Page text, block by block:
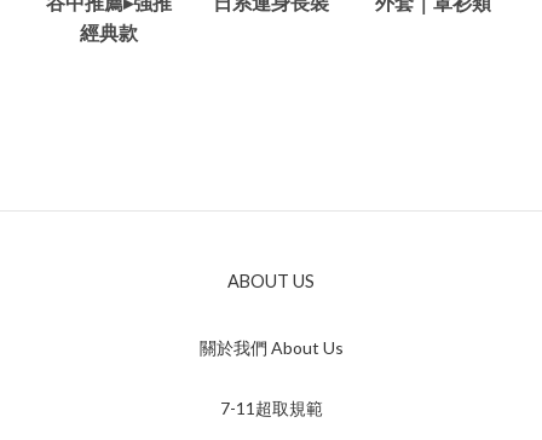
經典款
ABOUT US
關於我們 About Us
7-11超取規範